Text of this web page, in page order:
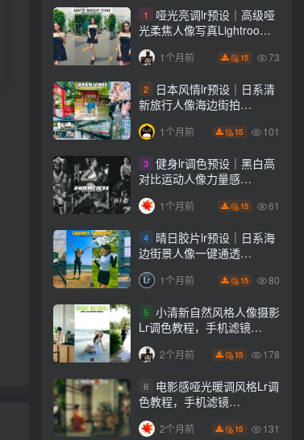
1
哑光亮调lr预设｜高级哑
光柔焦人像写真Lightroom
下载lr调色风格
1个月前 15 73
2
日本风情lr预设｜日系清
新旅行人像海边街拍
Lightroom下载lr调色风格
1个月前 15 101
3 健身lr调色预设｜黑白高
对比运动人像力量感
Lightroom下载lr预设风格
1个月前 15 61
4
晴日胶片lr预设｜日系海
边街景人像一键通透
Lightroom下载lr调色风格
1个月前 15 80
5 小清新自然风格人像摄影
Lr调色教程，手机滤镜
PS+Lightroom预设下载！
2个月前 15 178
6
电影感哑光暖调风格Lr调
色教程，手机滤镜
PS+Lightroom预设下载！
2个月前 15 131